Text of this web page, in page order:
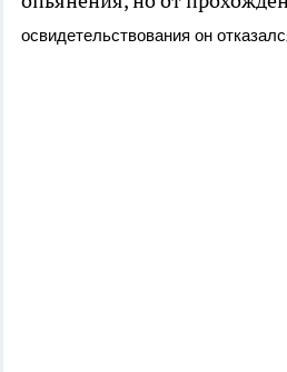
освидетельствования он